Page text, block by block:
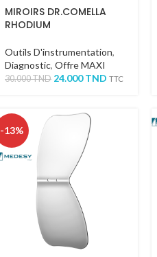
MIROIRS DR.COMELLA
RHODIUM
Outils D'instrumentation,
Diagnostic, Offre MAXI
30.000TND 24.000TND TTC
-13%